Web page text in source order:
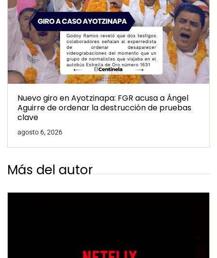
Nuevo giro en Ayotzinapa: FGR acusa a Ángel
Aguirre de ordenar la destrucción de pruebas
clave
agosto 6, 2026
Más del autor